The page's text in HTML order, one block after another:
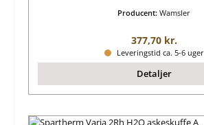
Producent: Wamsler
Almindelig pris:
377,70 kr.
Leveringstid ca. 5-6 uger
Detaljer